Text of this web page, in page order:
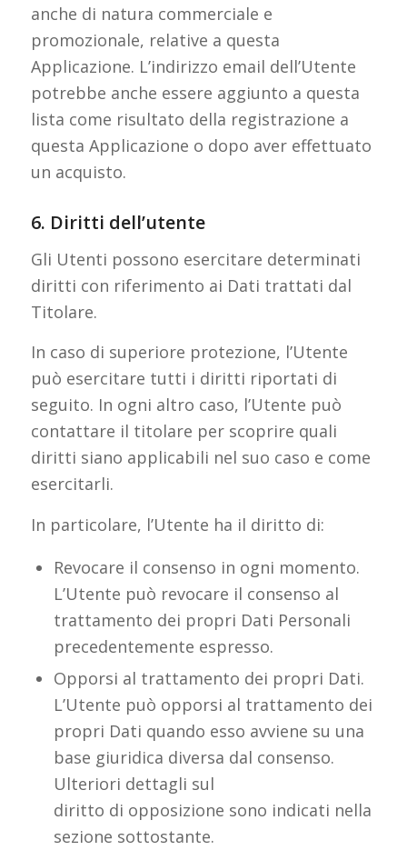
anche di natura commerciale e
promozionale, relative a questa
Applicazione. L’indirizzo email dell’Utente
potrebbe anche essere aggiunto a questa
lista come risultato della registrazione a
questa Applicazione o dopo aver effettuato
un acquisto.
6. Diritti dell’utente
Gli Utenti possono esercitare determinati
diritti con riferimento ai Dati trattati dal
Titolare.
In caso di superiore protezione, l’Utente
può esercitare tutti i diritti riportati di
seguito. In ogni altro caso, l’Utente può
contattare il titolare per scoprire quali
diritti siano applicabili nel suo caso e come
esercitarli.
In particolare, l’Utente ha il diritto di:
Revocare il consenso in ogni momento.
L’Utente può revocare il consenso al
trattamento dei propri Dati Personali
precedentemente espresso.
Opporsi al trattamento dei propri Dati.
L’Utente può opporsi al trattamento dei
propri Dati quando esso avviene su una
base giuridica diversa dal consenso.
Ulteriori dettagli sul
diritto di opposizione sono indicati nella
sezione sottostante.